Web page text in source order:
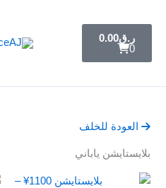
إلى
المحتوىر.ق0.00
0
a
r
t
العودة للخلف
بلايستايشن ياباني
جرب ForceAJ الآن 🚀